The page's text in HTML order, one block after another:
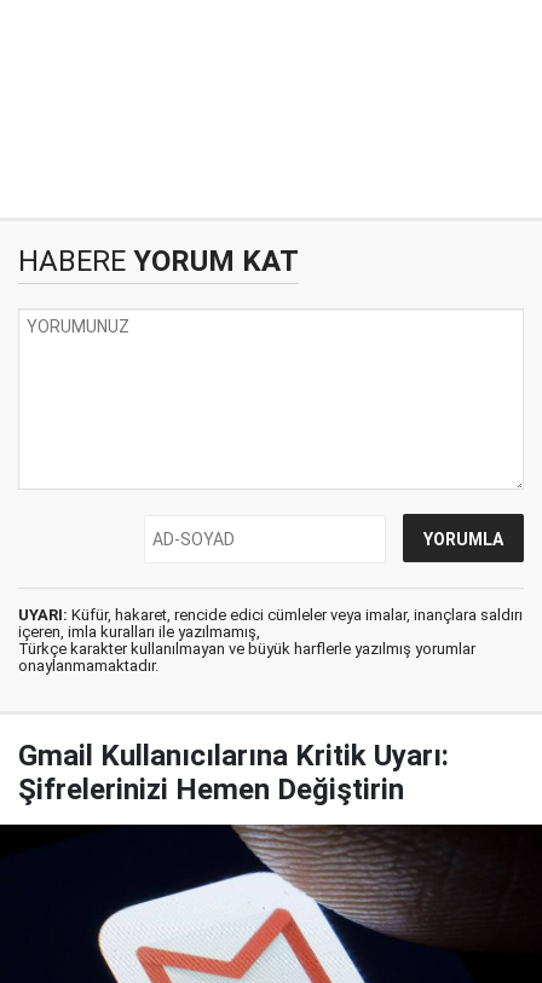
HABERE YORUM KAT
UYARI: Küfür, hakaret, rencide edici cümleler veya imalar, inançlara saldırı
içeren, imla kuralları ile yazılmamış,
Türkçe karakter kullanılmayan ve büyük harflerle yazılmış yorumlar
onaylanmamaktadır.
Gmail Kullanıcılarına Kritik Uyarı:
Şifrelerinizi Hemen Değiştirin